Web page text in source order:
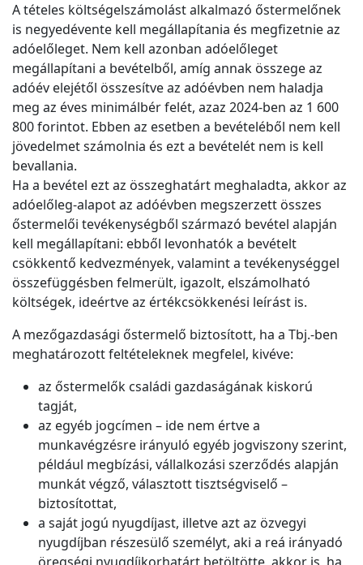
A tételes költségelszámolást alkalmazó őstermelőnek
is negyedévente kell megállapítania és megfizetnie az
adóelőleget. Nem kell azonban adóelőleget
megállapítani a bevételből, amíg annak összege az
adóév elejétől összesítve az adóévben nem haladja
meg az éves minimálbér felét, azaz 2024-ben az 1 600
800 forintot. Ebben az esetben a bevételéből nem kell
jövedelmet számolnia és ezt a bevételét nem is kell
bevallania.
Ha a bevétel ezt az összeghatárt meghaladta, akkor az
adóelőleg-alapot az adóévben megszerzett összes
őstermelői tevékenységből származó bevétel alapján
kell megállapítani: ebből levonhatók a bevételt
csökkentő kedvezmények, valamint a tevékenységgel
összefüggésben felmerült, igazolt, elszámolható
költségek, ideértve az értékcsökkenési leírást is.
A mezőgazdasági őstermelő biztosított, ha a Tbj.-ben
meghatározott feltételeknek megfelel, kivéve:
az őstermelők családi gazdaságának kiskorú
tagját,
az egyéb jogcímen – ide nem értve a
munkavégzésre irányuló egyéb jogviszony szerint,
például megbízási, vállalkozási szerződés alapján
munkát végző, választott tisztségviselő –
biztosítottat,
a saját jogú nyugdíjast, illetve azt az özvegyi
nyugdíjban részesülő személyt, aki a reá irányadó